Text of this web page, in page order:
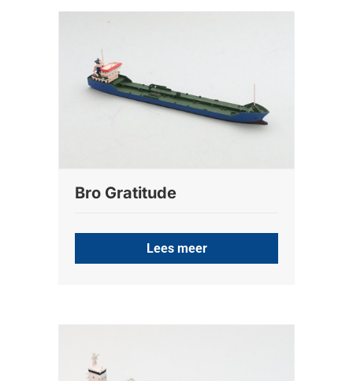
Bro Gratitude
Lees meer